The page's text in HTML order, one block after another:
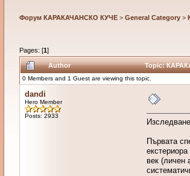
Форум КАРАКАЧАНСКО КУЧЕ> General Category>
Pages: [1]
Author Topic:
0 Members and 1 Guest are viewing this topic.
dandi
Hero Member
Posts: 2933
Първата
век (личен